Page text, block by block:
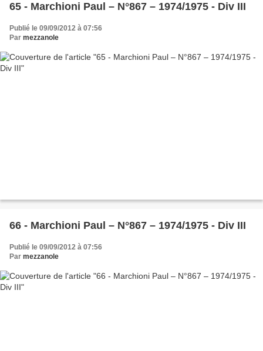
65 - Marchioni Paul – N°867 – 1974/1975 - Div III
Publié le 09/09/2012 à 07:56
Par mezzanole
66 - Marchioni Paul – N°867 – 1974/1975 - Div III
Publié le 09/09/2012 à 07:56
Par mezzanole